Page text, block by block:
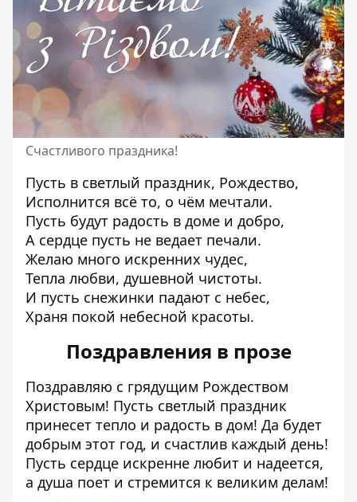
Счастливого праздника!
Пусть в светлый праздник, Рождество,
Исполнится всё то, о чём мечтали.
Пусть будут радость в доме и добро,
А сердце пусть не ведает печали.
Желаю много искренних чудес,
Тепла любви, душевной чистоты.
И пусть снежинки падают с небес,
Храня покой небесной красоты.
Поздравления в прозе
Поздравляю с грядущим Рождеством
Христовым! Пусть светлый праздник
принесет тепло и радость в дом! Да будет
добрым этот год, и счастлив каждый день!
Пусть сердце искренне любит и надеется,
а душа поет и стремится к великим делам!